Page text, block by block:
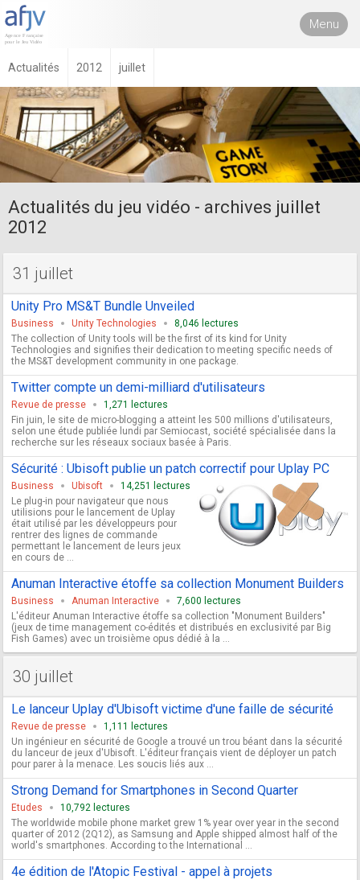
Menu
Actualités 2012 juillet
Actualités du jeu vidéo - archives juillet
2012
31 juillet
Unity Pro MS&T Bundle Unveiled
Business Unity Technologies
8,046 lectures
The collection of Unity tools will be the first of its kind for Unity
Technologies and signifies their dedication to meeting specific needs of
the MS&T development community in one package.
Twitter compte un demi-milliard d'utilisateurs
Revue de presse
1,271 lectures
Fin juin, le site de micro-blogging a atteint les 500 millions d'utilisateurs,
selon une étude publiée lundi par Semiocast, société spécialisée dans la
recherche sur les réseaux sociaux basée à Paris.
Sécurité : Ubisoft publie un patch correctif pour Uplay PC
Business Ubisoft
14,251 lectures
Le plug-in pour navigateur que nous
utilisions pour le lancement de Uplay
était utilisé par les développeurs pour
rentrer des lignes de commande
permettant le lancement de leurs jeux
en cours de ...
Anuman Interactive étoffe sa collection Monument Builders
Business Anuman Interactive
7,600 lectures
L'éditeur Anuman Interactive étoffe sa collection "Monument Builders"
(jeux de time management co-édités et distribués en exclusivité par Big
Fish Games) avec un troisième opus dédié à la ...
30 juillet
Le lanceur Uplay d'Ubisoft victime d'une faille de sécurité
Revue de presse
1,111 lectures
Un ingénieur en sécurité de Google a trouvé un trou béant dans la sécurité
du lanceur de jeux d'Ubisoft. L'éditeur français vient de déployer un patch
pour parer à la menace. Les soucis liés aux ...
Strong Demand for Smartphones in Second Quarter
Etudes
10,792 lectures
The worldwide mobile phone market grew 1% year over year in the second
quarter of 2012 (2Q12), as Samsung and Apple shipped almost half of the
world's smartphones. According to the International ...
4e édition de l'Atopic Festival - appel à projets